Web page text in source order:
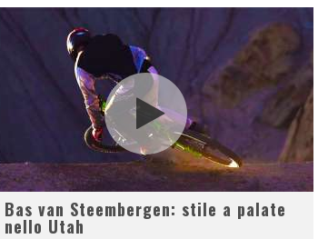
Bas van Steembergen: stile a palate
nello Utah